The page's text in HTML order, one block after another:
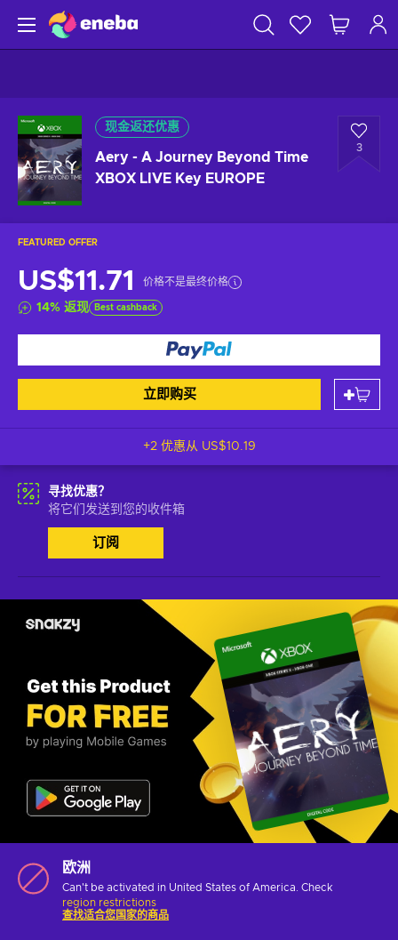
现金返还优惠
Aery - A Journey Beyond Time
XBOX LIVE Key EUROPE
3
FEATURED OFFER
US$11.71 价格不是最终价格
14% 返现 Best cashback
立即购买
+2 优惠从 US$10.19
寻找优惠？
将它们发送到您的收件箱
订阅
欧洲
Can't be activated in United States of America. Check
region restrictions
查找适合您国家的商品